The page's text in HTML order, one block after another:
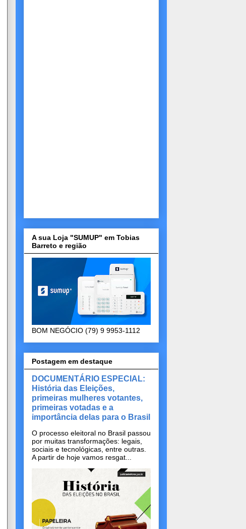
A sua Loja "SUMUP" em Tobias
Barreto e região
BOM NEGÓCIO (79) 9 9953-1112
Postagem em destaque
DOCUMENTÁRIO ESPECIAL:
História das Eleições,
primeiras mulheres votantes,
primeiras votadas e a
importância delas para o Brasil
O processo eleitoral no Brasil passou
por muitas transformações: legais,
sociais e tecnológicas, entre outras.
A partir de hoje vamos resgat...